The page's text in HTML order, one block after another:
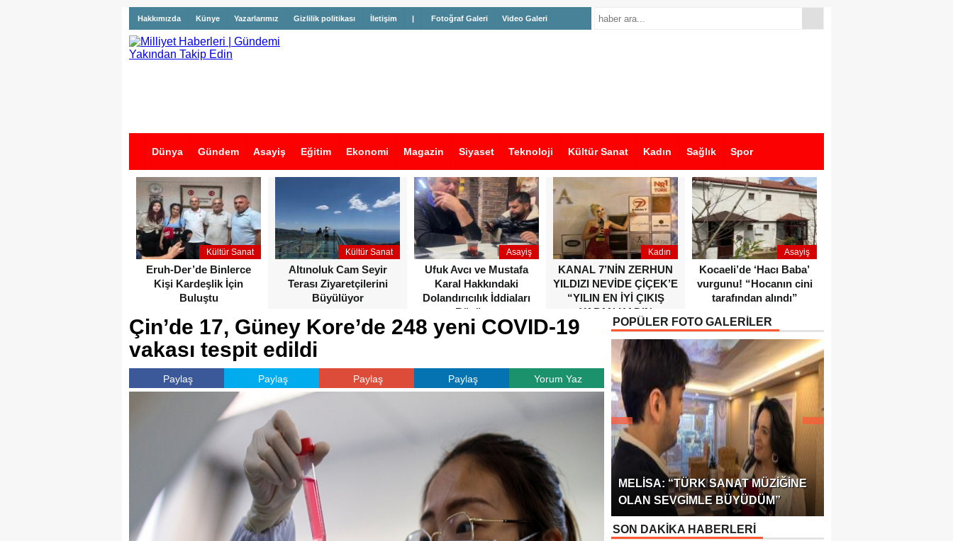
Hakkımızda Künye Yazarlarımız Gizlilik politikası İletişim | Fotoğraf Galeri Video Galeri
Dünya Gündem Asayiş Eğitim Ekonomi Magazin Siyaset Teknoloji Kültür Sanat Kadın Sağlık Spor
İş İlanları
Kültür Sanat
Eruh-Der’de Binlerce
Kişi Kardeşlik İçin
Buluştu
Kültür Sanat
Altınoluk Cam Seyir
Terası Ziyaretçilerini
Büyülüyor
Asayiş
Ufuk Avcı ve Mustafa
Karal Hakkındaki
Dolandırıcılık İddiaları
Büyüyor
Kadın
KANAL 7’NİN ZERHUN
YILDIZI NEVİDE ÇİÇEK’E
“YILIN EN İYİ ÇIKIŞ
YAPAN KADIN
OYUNCUSU” ÖDÜLÜ!
Asayiş
Kocaeli’de ‘Hacı Baba’
vurgunu! “Hocanın cini
tarafından alındı”
Çin’de 17, Güney Kore’de 248 yeni COVID-19
vakası tespit edildi
Paylaş Paylaş Paylaş Paylaş Yorum Yaz
POPÜLER FOTO GALERİLER
MELISA: “TÜRK SANAT MÜZIĞINE
OLAN SEVGIMLE BÜYÜDÜM”
SON DAKİKA HABERLERİ